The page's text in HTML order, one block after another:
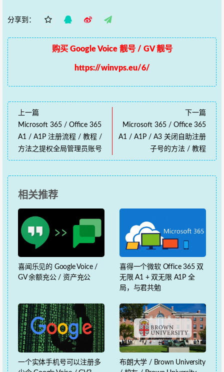
分享到：
购买 Google Voice 靓号 / GV 靓号
https://winvps.eu/6/
上一篇
Microsoft 365 / Office 365
A1 / A1P 注册流程 / 教程 /
方法之提权全局管理员账号
下一篇
Microsoft 365 / Office 365
A1 / A1P / A3 关闭自助注册
子号的方法 / 教程
相关推荐
喜闻乐见的 Google Voice /
GV 余额充公 / 资产充公
喜得一个微软 Office 365 双
无限 A1 + 双无限 A1P 全
局，与君共勉
一个实体手机号可以注册多
布朗大学 / Brown University